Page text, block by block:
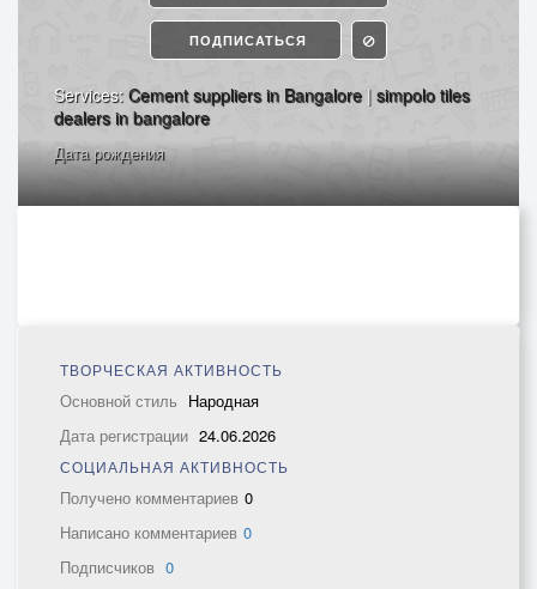
ПОДПИСАТЬСЯ
Services: Cement suppliers in Bangalore| simpolo tiles
dealers in bangalore
Дата рождения
ТВОРЧЕСКАЯ АКТИВНОСТЬ
Основной стиль Народная
Дата регистрации 24.06.2026
СОЦИАЛЬНАЯ АКТИВНОСТЬ
Получено комментариев 0
Написано комментариев 0
Подписчиков 0